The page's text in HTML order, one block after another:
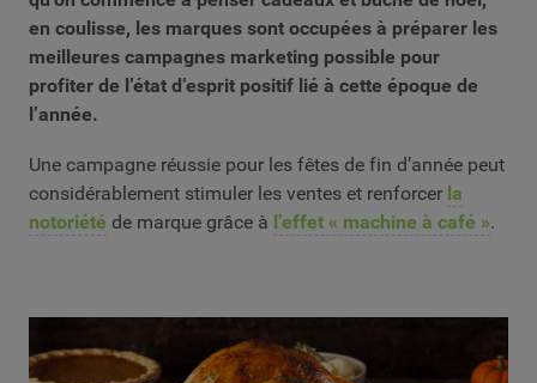
en coulisse, les marques sont occupées à préparer les
meilleures campagnes marketing possible pour
profiter de l’état d’esprit positif lié à cette époque de
l’année.
Une campagne réussie pour les fêtes de fin d’année peut
considérablement stimuler les ventes et renforcer la
notoriété de marque grâce à l’effet « machine à café ».